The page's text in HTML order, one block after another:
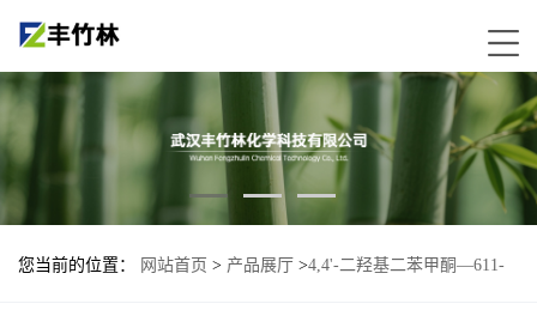
您当前的位置： 网站首页 > 产品展厅 >4,4'-二羟基二苯甲酮—611-